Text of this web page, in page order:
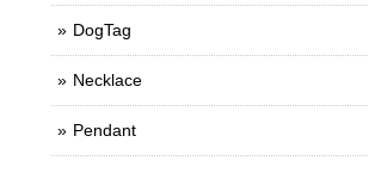
DogTag
Necklace
Pendant